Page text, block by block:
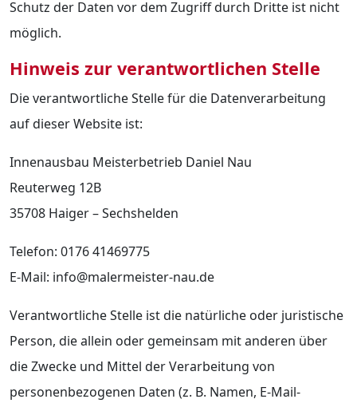
Schutz der Daten vor dem Zugriff durch Dritte ist nicht
möglich.
Hinweis zur verantwortlichen Stelle
Die verantwortliche Stelle für die Datenverarbeitung
auf dieser Website ist:
Innenausbau Meisterbetrieb Daniel Nau
Reuterweg 12B
35708 Haiger – Sechshelden
Telefon: 0176 41469775
E-Mail: info@malermeister-nau.de
Verantwortliche Stelle ist die natürliche oder juristische
Person, die allein oder gemeinsam mit anderen über
die Zwecke und Mittel der Verarbeitung von
personenbezogenen Daten (z. B. Namen, E-Mail-